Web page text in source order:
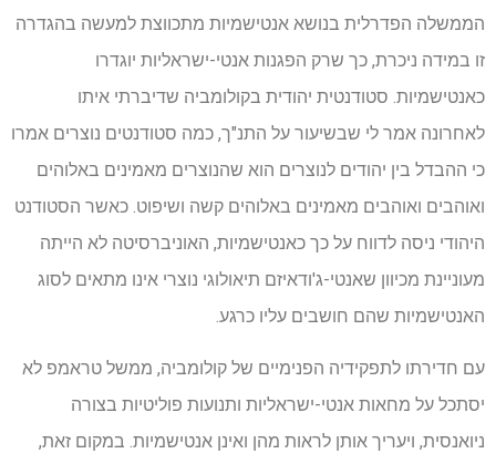
הממשלה הפדרלית בנושא אנטישמיות מתכווצת למעשה בהגדרה
זו במידה ניכרת, כך שרק הפגנות אנטי-ישראליות יוגדרו
כאנטישמיות. סטודנטית יהודית בקולומביה שדיברתי איתו
לאחרונה אמר לי שבשיעור על התנ"ך, כמה סטודנטים נוצרים אמרו
כי ההבדל בין יהודים לנוצרים הוא שהנוצרים מאמינים באלוהים
ואוהבים ואוהבים מאמינים באלוהים קשה ושיפוט. כאשר הסטודנט
היהודי ניסה לדווח על כך כאנטישמיות, האוניברסיטה לא הייתה
מעוניינת מכיוון שאנטי-ג'ודאיזם תיאולוגי נוצרי אינו מתאים לסוג
האנטישמיות שהם חושבים עליו כרגע.
עם חדירתו לתפקידיה הפנימיים של קולומביה, ממשל טראמפ לא
יסתכל על מחאות אנטי-ישראליות ותנועות פוליטיות בצורה
ניואנסית, ויעריך אותן לראות מהן ואינן אנטישמיות. במקום זאת,